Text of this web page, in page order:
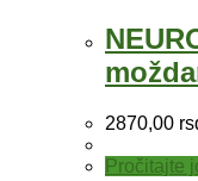
2870,00
Pročitajte